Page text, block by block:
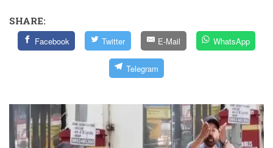
SHARE:
Facebook Twitter E-Mail WhatsApp
Telegram